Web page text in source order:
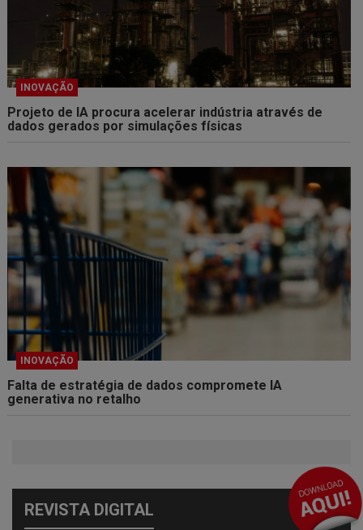
INOVAÇÃO
Projeto de IA procura acelerar indústria através de
dados gerados por simulações físicas
INOVAÇÃO
Falta de estratégia de dados compromete IA
generativa no retalho
REVISTA DIGITAL